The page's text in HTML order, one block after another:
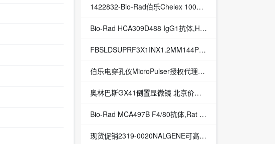
1422832-Bio-Rad伯乐Chelex 100树脂阳离子交换树脂
Bio-Rad HCA309D488 IgG1抗体,Human anti Mouse IgG1:DyLight 488
FBSLDSUPRF3X1INX1.2MM144PK货号T_70112-550-133（12-550-133）
伯乐电穿孔仪MicroPulser授权代理伯乐（biorad)
奥林巴斯GX41倒置显微镜 北京价格 厂家直销-奥林巴斯GX41倒置显微镜
Bio-Rad MCA497B F4/80抗体,Rat anti mouse F4/80:Biotin
现货促销2319-0020NALGENE可高温高压灭菌的细口大瓶（带放水口）2319-0020